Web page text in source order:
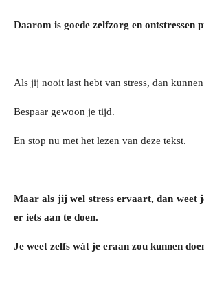
Daarom is goede zelfzorg en ontstressen
Als jij nooit last hebt van stress, dan
Bespaar gewoon je tijd.
En stop nu met het lezen van deze tekst.
Maar als jij wel stress ervaart, dan weet
er iets aan te doen.
Je weet zelfs wát je eraan zou kunnen